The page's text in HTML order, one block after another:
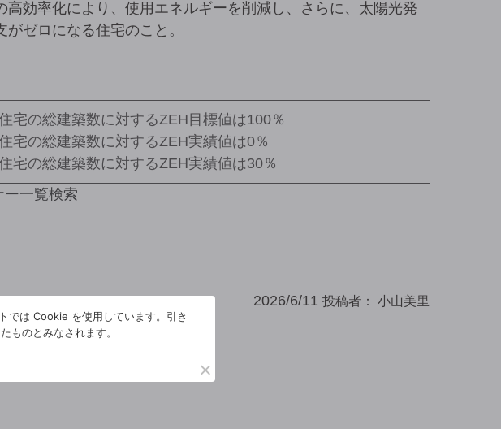
効率化により、使用エネルギーを削減し、さらに、太陽光発
ゼロになる住宅のこと。
宅の総建築数に対するZEH目標値は100％
宅の総建築数に対するZEH実績値は0％
宅の総建築数に対するZEH実績値は30％
ー一覧検索
2026/6/11 投稿者： 小山美里
では Cookie を使用しています。引き
ものとみなされます。